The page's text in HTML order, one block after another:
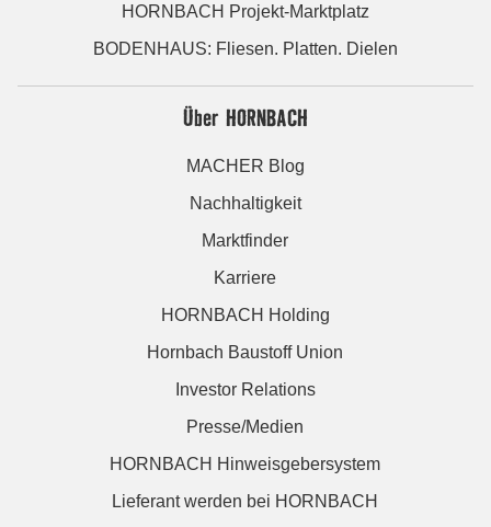
HORNBACH Projekt-Marktplatz
BODENHAUS: Fliesen. Platten. Dielen
Über HORNBACH
MACHER Blog
Nachhaltigkeit
Marktfinder
Karriere
HORNBACH Holding
Hornbach Baustoff Union
Investor Relations
Presse/Medien
HORNBACH Hinweisgebersystem
Lieferant werden bei HORNBACH